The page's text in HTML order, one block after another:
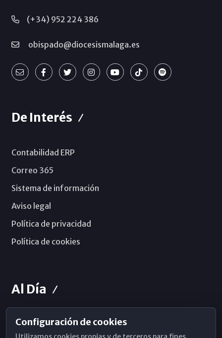
(+34) 952 224 386
obispado@diocesismalaga.es
De Interés
Contabilidad ERP
Correo 365
Sistema de información
Aviso legal
Política de privacidad
Política de cookies
Al Día
Horarios de Misa
Configuración de cookies